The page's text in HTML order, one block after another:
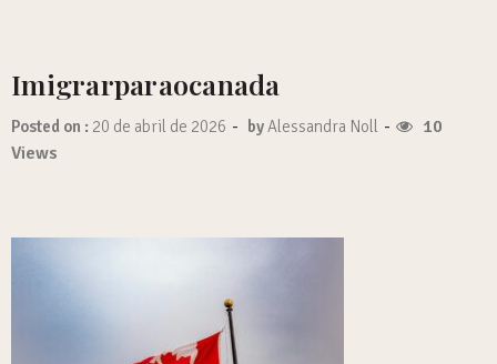
Imigrarparaocanada
Posted on : 20 de abril de 2026 - byAlessandra Noll -
10
Views